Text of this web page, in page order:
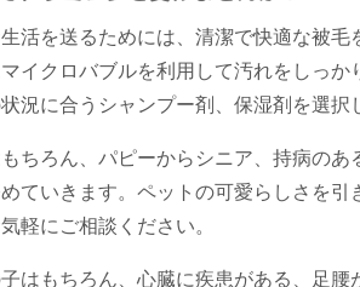
活を送るためには、清潔で快適な被毛
イクロバブルを利用して汚れをしっ
況に合うシャンプー剤、保湿剤を選択
ちろん、パピーからシニア、持病のあ
ていきます。ペットの可愛らしさを
軽にご相談ください。
はもちろん、心臓に疾患がある、足